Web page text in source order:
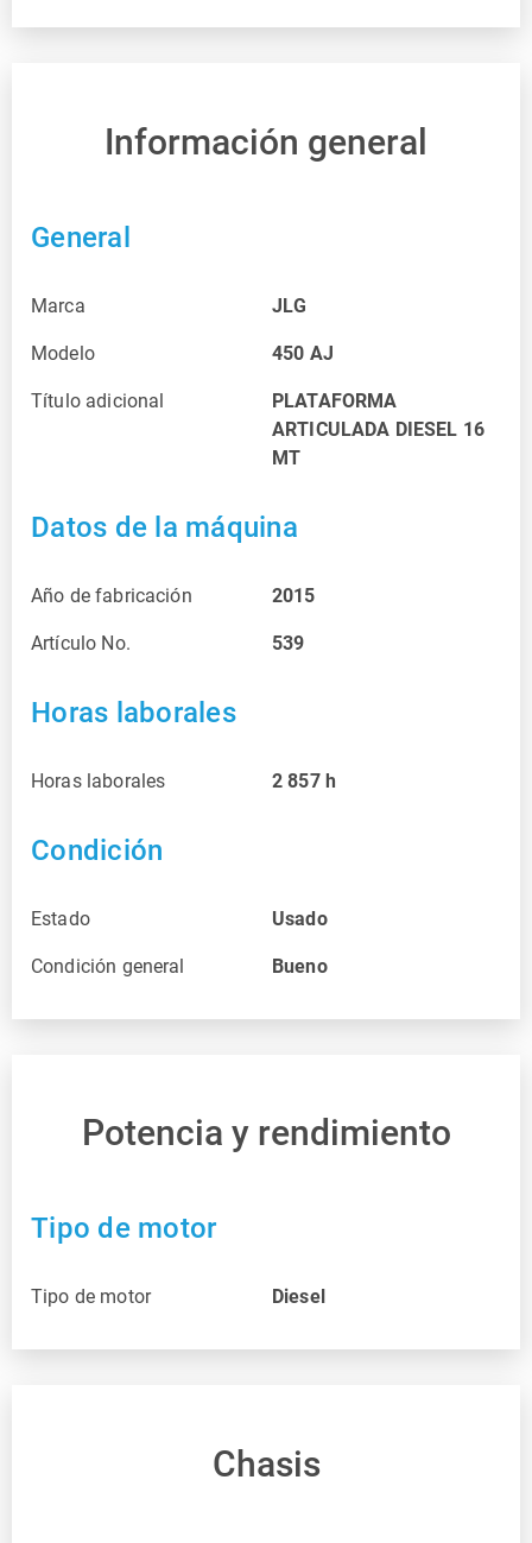
Información general
General
Marca JLG
Modelo 450 AJ
Título adicional
PLATAFORMA
ARTICULADA DIESEL 16
MT
Datos de la máquina
Año de fabricación 2015
Artículo No. 539
Horas laborales
Horas laborales 2 857 h
Condición
Estado Usado
Condición general Bueno
Potencia y rendimiento
Tipo de motor
Tipo de motor Diesel
Chasis